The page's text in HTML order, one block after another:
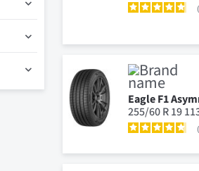
Eagle F1
255/60 R 19